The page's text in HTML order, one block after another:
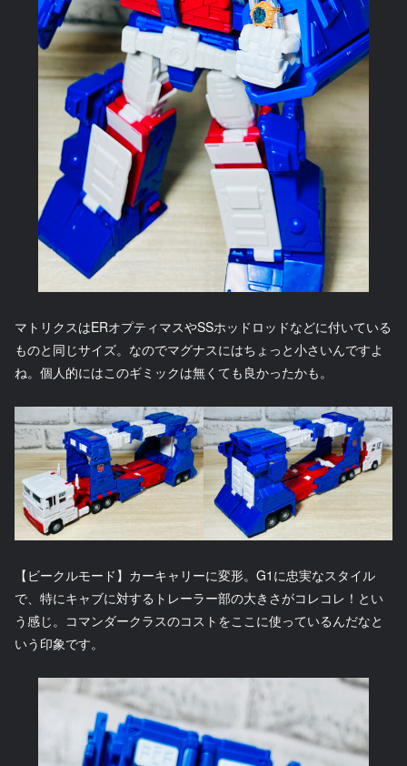
マトリクスはERオプティマスやSSホッドロッドなどに付いている
ものと同じサイズ。なのでマグナスにはちょっと小さいんですよ
ね。個人的にはこのギミックは無くても良かったかも。
【ビークルモード】カーキャリーに変形。G1に忠実なスタイル
で、特にキャブに対するトレーラー部の大きさがコレコレ！とい
う感じ。コマンダークラスのコストをここに使っているんだなと
いう印象です。